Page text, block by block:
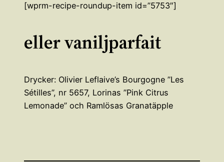
[wprm-recipe-roundup-item id=”5753″]
eller vaniljparfait
Drycker: Olivier Leflaive’s Bourgogne ”Les
Sétilles”, nr 5657, Lorinas ”Pink Citrus
Lemonade” och Ramlösas Granatäpple